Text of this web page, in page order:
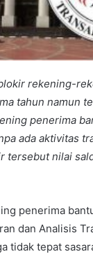
rekening-
tahun namun
penerima
ada aktivitas
tersebut nilai
penerima
dan Analisis
tidak tepat